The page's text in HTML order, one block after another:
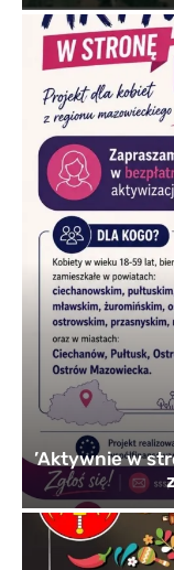
’Aktywnie w